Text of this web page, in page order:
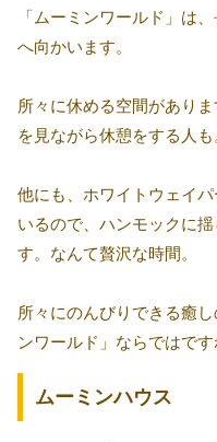
「ムーミンワールド」は
へ向かいます。
所々に休める空間があり
を見ながら休憩をする人も
他にも、ホワイトウェイ
いるので、ハンモックに
す。なんて贅沢な時間。
所々にのんびりできる癒
ンワールド」ならではです
ムーミンハウス